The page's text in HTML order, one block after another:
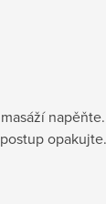
opakujte.